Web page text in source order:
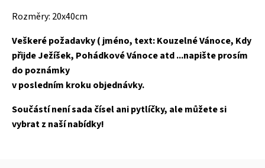
Rozměry: 20x40cm
Veškeré požadavky ( jméno, text: Kouzelné Vánoce, Kdy
přijde Ježíšek, Pohádkové Vánoce atd ...napište prosím
do poznámky
v posledním kroku objednávky.
Součástí není sada čísel ani pytlíčky, ale můžete si
vybrat z naší nabídky!